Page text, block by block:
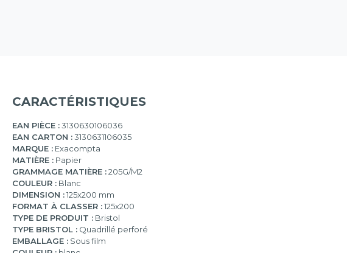
CARACTÉRISTIQUES
EAN PIÈCE :3130630106036
EAN CARTON :3130631106035
MARQUE : Exacompta
MATIÈRE : Papier
GRAMMAGE MATIÈRE :205G/M2
COULEUR : Blanc
DIMENSION :125x200 mm
FORMAT À CLASSER :125x200
TYPE DE PRODUIT : Bristol
TYPE BRISTOL : Quadrillé perforé
EMBALLAGE : Sous film